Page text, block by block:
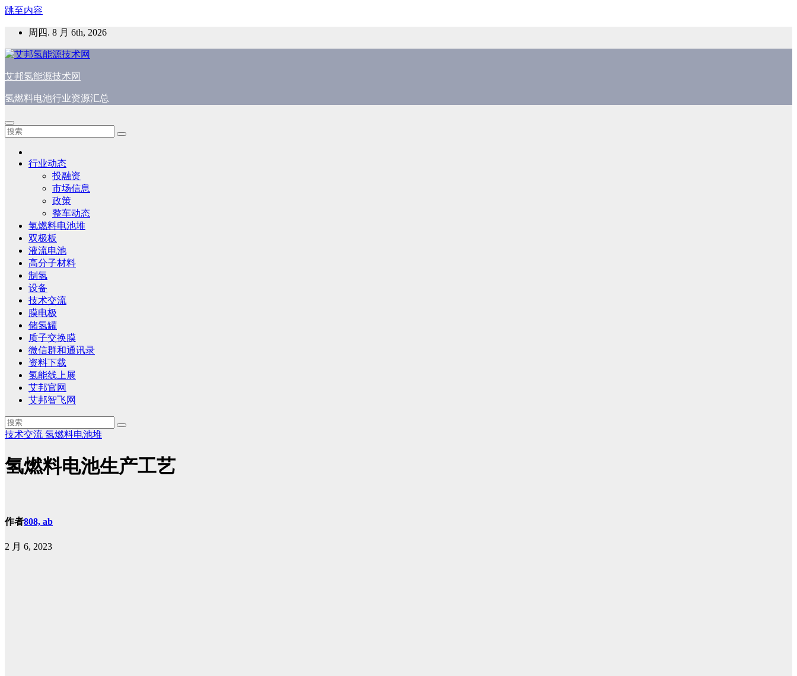
跳至内容
周四. 8 月 6th, 2026
艾邦氢能源技术网
氢燃料电池行业资源汇总
行业动态
投融资
市场信息
政策
整车动态
氢燃料电池堆
双极板
液流电池
高分子材料
制氢
设备
技术交流
膜电极
储氢罐
质子交换膜
微信群和通讯录
资料下载
氢能线上展
艾邦官网
艾邦智飞网
技术交流 氢燃料电池堆
氢燃料电池生产工艺
作者808, ab
2 月 6, 2023